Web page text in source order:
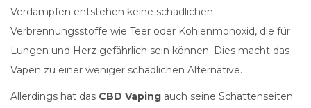
Verdampfen entstehen keine schädlichen
Verbrennungsstoffe wie Teer oder Kohlenmonoxid, die für
Lungen und Herz gefährlich sein können. Dies macht das
Vapen zu einer weniger schädlichen Alternative.
Allerdings hat das CBD Vaping auch seine Schattenseiten.